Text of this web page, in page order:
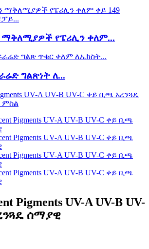
ማቅለሚያዎች የፔሪሊን ቀለም...
ግልጽነት ለ...
Pigments UV-A UV-B UV-
ሰማያዊ